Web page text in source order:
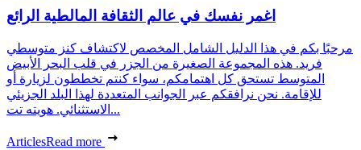
اغمر نفسك في عالم الثقافة المالطية الرائع
مرحبًا بكم في هذا الدليل الشامل المخصص لاكتشاف كنز متوسطي
فريد. هذه المجموعة الصغيرة من الجزر في قلب البحر الأبيض
المتوسط تستحق كل اهتمامكم، سواء كنتم تخططون لزيارة أو
للإقامة. نحن نرافقكم عبر الجوانب المتعددة لهذا البلد الجزيئي
الاستثنائي. هويته تت...
ArticlesRead more